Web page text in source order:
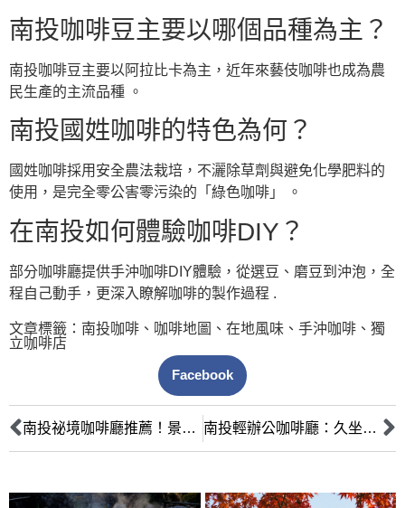
南投咖啡豆主要以哪個品種為主？
南投咖啡豆主要以阿拉比卡為主，近年來藝伎咖啡也成為農
民生產的主流品種 。
南投國姓咖啡的特色為何？
國姓咖啡採用安全農法栽培，不灑除草劑與避免化學肥料的
使用，是完全零公害零污染的「綠色咖啡」 。
在南投如何體驗咖啡DIY？
部分咖啡廳提供手沖咖啡DIY體驗，從選豆、磨豆到沖泡，全
程自己動手，更深入瞭解咖啡的製作過程 .
文章標籤： 南投咖啡 、 咖啡地圖 、 在地風味 、 手沖咖啡 、 獨
立咖啡店
Facebook
南投祕境咖啡廳推薦！景觀打卡點全攻略，沉浸山水美景 南投輕辦公咖啡廳：久坐、WIFI、插座全攻略，提升工作閱讀效率